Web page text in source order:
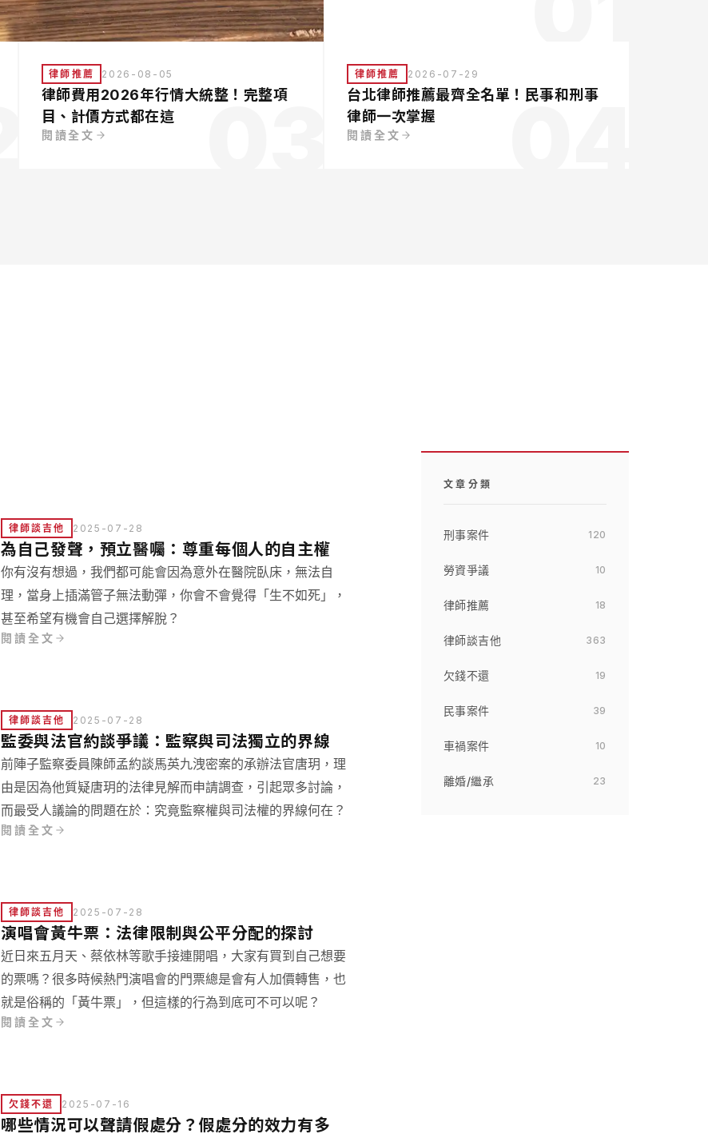
律師推薦 2026-08-05
律師費用2026年行情大統整！完整項
目、計價方式都在這
閱讀全文 03
律師推薦 2026-07-29
台北律師推薦最齊全名單！民事和刑事
律師一次掌握
閱讀全文
律師談吉他 2025-07-28
為自己發聲，預立醫囑：尊重每個人的自主權
你有沒有想過，我們都可能會因為意外在醫院臥床，無法自
理，當身上插滿管子無法動彈，你會不會覺得「生不如死」，
甚至希望有機會自己選擇解脫？
閱讀全文
律師談吉他 2025-07-28
監委與法官約談爭議：監察與司法獨立的界線
前陣子監察委員陳師孟約談馬英九洩密案的承辦法官唐玥，理
由是因為他質疑唐玥的法律見解而申請調查，引起眾多討論，
而最受人議論的問題在於：究竟監察權與司法權的界線何在？
閱讀全文
律師談吉他 2025-07-28
演唱會黃牛票：法律限制與公平分配的探討
近日來五月天、蔡依林等歌手接連開唱，大家有買到自己想要
的票嗎？很多時候熱門演唱會的門票總是會有人加價轉售，也
就是俗稱的「黃牛票」，但這樣的行為到底可不可以呢？
閱讀全文
欠錢不還 2025-07-16
哪些情況可以聲請假處分？假處分的效力有多
文章分類
刑事案件 120
勞資爭議 10
律師推薦 18
律師談吉他 363
欠錢不還 19
民事案件 39
車禍案件 10
離婚/繼承 23